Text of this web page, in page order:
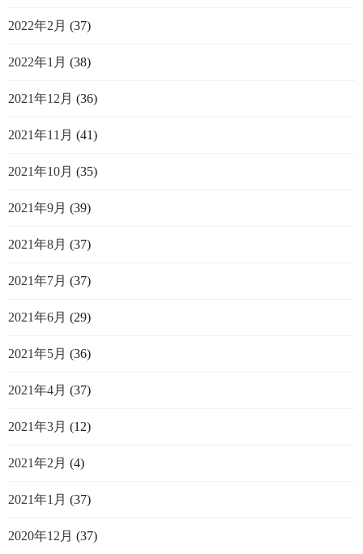
2022年2月 (37)
2022年1月 (38)
2021年12月 (36)
2021年11月 (41)
2021年10月 (35)
2021年9月 (39)
2021年8月 (37)
2021年7月 (37)
2021年6月 (29)
2021年5月 (36)
2021年4月 (37)
2021年3月 (12)
2021年2月 (4)
2021年1月 (37)
2020年12月 (37)